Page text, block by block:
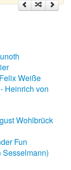
Weiße
Heinrich von
Wohlbrück
Fun
Sesselmann)